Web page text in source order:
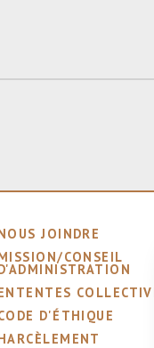
JOINDRE
CONSEIL
D'ÉTHIQUE